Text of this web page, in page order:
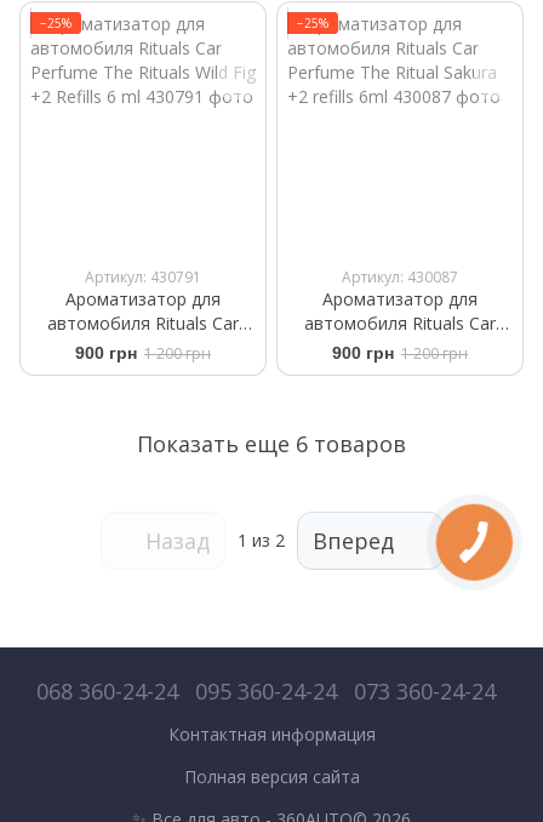
−25%
Артикул: 430791
Ароматизатор для
автомобиля Rituals ​Car
Perfume The Rituals Wild Fig
+2 Refills 6 ml
900 грн 1 200 грн
−25%
Артикул: 430087
Ароматизатор для
автомобиля Rituals ​Car
Perfume The Ritual Sakura
+2 refills 6ml
900 грн 1 200 грн
Показать еще 6 товаров
Назад 1 из 2 Вперед
068 360-24-24 095 360-24-24 073 360-24-24
Контактная информация
Полная версия сайта